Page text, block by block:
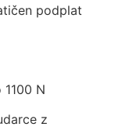
podplat
N
z